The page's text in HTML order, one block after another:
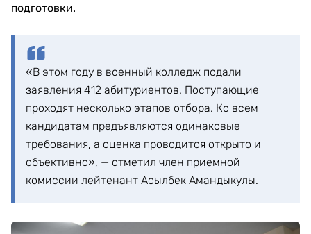
подготовки.
«В этом году в военный колледж подали
заявления 412 абитуриентов. Поступающие
проходят несколько этапов отбора. Ко всем
кандидатам предъявляются одинаковые
требования, а оценка проводится открыто и
объективно», — отметил член приемной
комиссии лейтенант Асылбек Амандыкулы.